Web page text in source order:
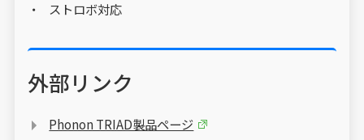
ストロボ対応
外部リンク
Phonon TRIAD製品ページ